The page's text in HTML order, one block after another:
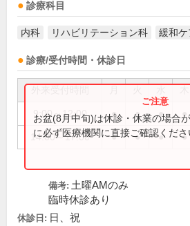
診療科目
内科 リハビリテーション科 緩和
診療/受付時間・休診日
9:00～12:00 ● ● ● ●
14:00～17:00 ● ● ● ●
お盆(8月中旬)は休診・休業の場合
に必ず医療機関に直接ご確認くださ
備考: 土曜AMのみ
臨時休診あり
休診日: 日、祝